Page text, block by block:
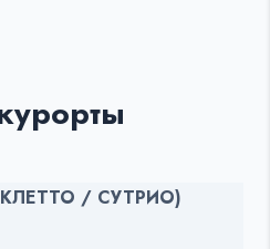
/ СУТРИО)